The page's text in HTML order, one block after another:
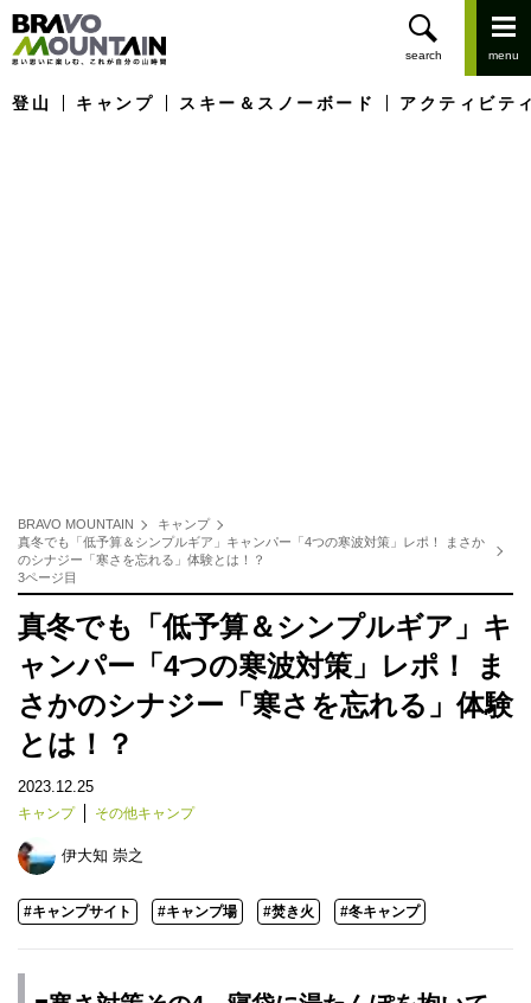
登山 キャンプ スキー＆スノーボード アクティビテ
BRAVO MOUNTAIN
キャンプ
真冬でも「低予算＆シンプルギア」キャンパー「4つの寒波対策」レポ！ まさか
のシナジー「寒さを忘れる」体験とは！？
3ページ目
真冬でも「低予算＆シンプルギア」キ
ャンパー「4つの寒波対策」レポ！ ま
さかのシナジー「寒さを忘れる」体験
とは！？
2023.12.25
キャンプ その他キャンプ
伊大知 崇之
#キャンプサイト #キャンプ場 #焚き火 #冬キャンプ